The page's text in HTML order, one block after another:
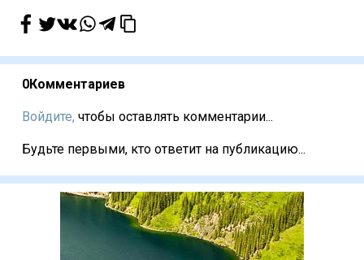
0Комментариев
Войдите, чтобы оставлять комментарии...
Будьте первыми, кто ответит на публикацию...